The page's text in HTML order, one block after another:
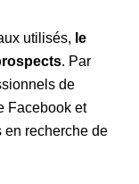
utilisés, le
. Par
de
Facebook et
en recherche de